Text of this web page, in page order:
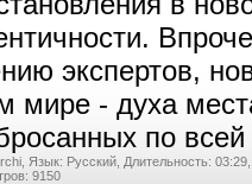
экспертов,
мире - духа
по
Язык: Русский, Длительность: 03:29,
9150